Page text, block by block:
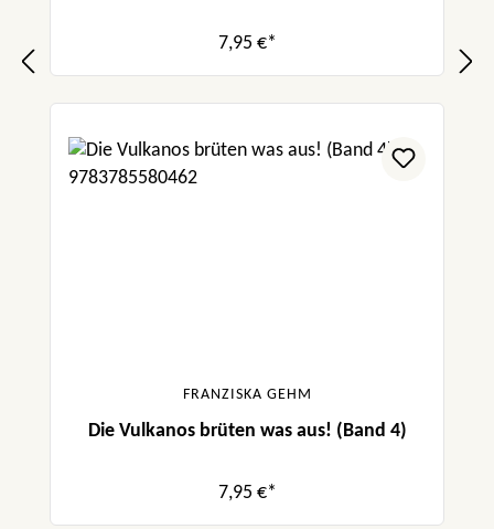
7,95 €*
FRANZISKA GEHM
Die Vulkanos brüten was aus! (Band 4)
7,95 €*